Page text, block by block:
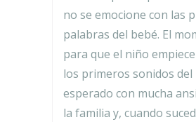
no se emocione con las
palabras del bebé. El
para que el niño
los primeros sonidos del
esperado con mucha
la familia y, cuando